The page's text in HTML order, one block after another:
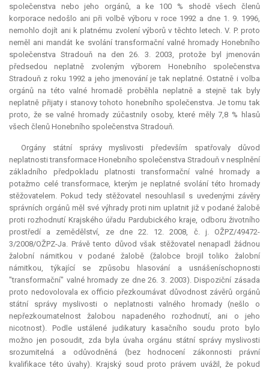
společenstva nebo jeho orgánů, a ke 100 % shodě všech členů
korporace nedošlo ani při volbě výboru v roce 1992 a dne 1. 9. 1996,
nemohlo dojít ani k platnému zvolení výborů v těchto letech. V. P. proto
neměl animandát ke svolání transformační valné hromady Honebního
společenstva Stradouň na den 26. 3. 2003, protože byl jmenován
předsedou neplatně zvoleným výborem Honebního společenstva
Stradouň z roku 1992 a jeho jmenování je tak neplatné. Ostatně i volba
orgánů na této valné hromadě proběhla neplatně a stejně tak byly
neplatně přijaty i stanovy tohoto honebního společenstva. Je tomu tak
proto, že se valné hromady zúčastnily osoby, které měly 7,8 % hlasů
všech členů Honebního společenstva Stradouň.
Orgány státní správy myslivosti především spatřovaly důvod
neplatnosti transformace Honebního společenstva Stradouň v nesplnění
základního předpokladu platnosti transformační valné hromady a
potažmo celé transformace, kterým je neplatné svolání této hromady
stěžovatelem. Pokud tedy stěžovatel nesouhlasil s uvedenými závěry
správních orgánů měl své výhrady proti nim uplatnit již v podané žalobě
proti rozhodnutí Krajského úřadu Pardubického kraje, odboru životního
prostředí a zemědělství, ze dne 22. 12. 2008, č. j. OŽPZ/49472-
3/2008/OŽPZ-Ja. Právě tento důvod však stěžovatel nenapadl žádnou
žalobní námitkou v podané žalobě (žalobce brojil toliko žalobní
námitkou, týkající se způsobu hlasování a usnášeníschopnosti
"transformační" valné hromady ze dne 26. 3. 2003). Dispoziční zásada
proto nedovolovala ex officio přezkoumávat důvodnost závěrů orgánů
státní správy myslivosti o neplatnosti valného hromady (nešlo o
nepřezkoumatelnost žalobou napadeného rozhodnutí, ani o jeho
nicotnost). Podle ustálené judikatury kasačního soudu proto bylo
možno jen posoudit, zda byla úvaha orgánu státní správy myslivosti
srozumitelná a odůvodněná (bez hodnocení zákonnosti právní
kvalifikace této úvahy). Krajský soud proto právem uvážil, že pokud